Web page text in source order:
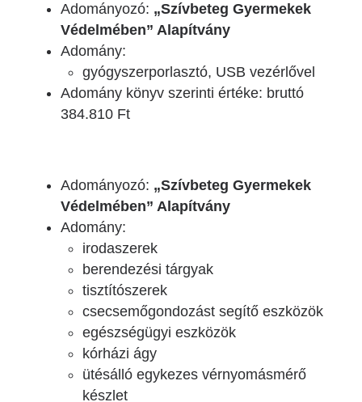
Adományozó: „Szívbeteg Gyermekek
Védelmében” Alapítvány
Adomány:
gyógyszerporlasztó, USB vezérlővel
Adomány könyv szerinti értéke: bruttó
384.810 Ft
Adományozó: „Szívbeteg Gyermekek
Védelmében” Alapítvány
Adomány:
irodaszerek
berendezési tárgyak
tisztítószerek
csecsemőgondozást segítő eszközök
egészségügyi eszközök
kórházi ágy
ütésálló egykezes vérnyomásmérő
készlet